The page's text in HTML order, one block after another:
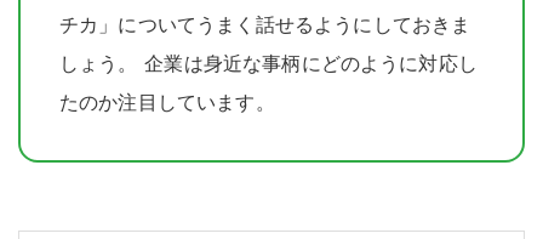
チカ」についてうまく話せるようにしておきま
しょう 。
企業は身近な事柄にどのように対応し
たのか注目しています。